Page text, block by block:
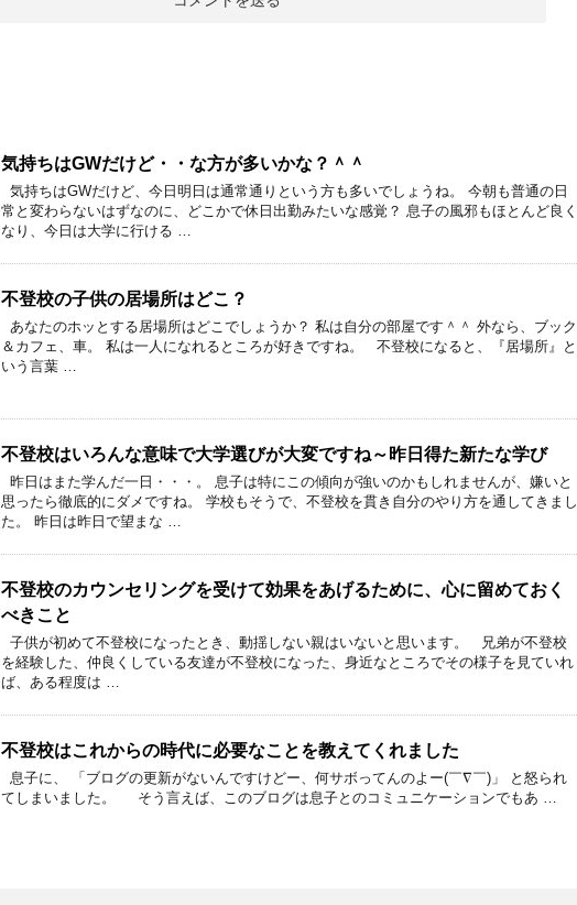
気持ちはGWだけど・・な方が多いかな？＾＾
気持ちはGWだけど、今日明日は通常通りという方も多いでしょうね。 今朝も普通の日
常と変わらないはずなのに、どこかで休日出勤みたいな感覚？ 息子の風邪もほとんど良く
なり、今日は大学に行ける …
不登校の子供の居場所はどこ？
あなたのホッとする居場所はどこでしょうか？ 私は自分の部屋です＾＾ 外なら、ブック
＆カフェ、車。 私は一人になれるところが好きですね。 不登校になると、『居場所』と
いう言葉 …
不登校はいろんな意味で大学選びが大変ですね～昨日得た新たな学び
昨日はまた学んだ一日・・・。 息子は特にこの傾向が強いのかもしれませんが、嫌いと
思ったら徹底的にダメですね。 学校もそうで、不登校を貫き自分のやり方を通してきまし
た。 昨日は昨日で望まな …
不登校のカウンセリングを受けて効果をあげるために、心に留めておく
べきこと
子供が初めて不登校になったとき、動揺しない親はいないと思います。 兄弟が不登校
を経験した、仲良くしている友達が不登校になった、身近なところでその様子を見ていれ
ば、ある程度は …
不登校はこれからの時代に必要なことを教えてくれました
息子に、 「ブログの更新がないんですけどー、何サボってんのよー(￣∇￣)」 と怒られ
てしまいました。 そう言えば、このブログは息子とのコミュニケーションでもあ …